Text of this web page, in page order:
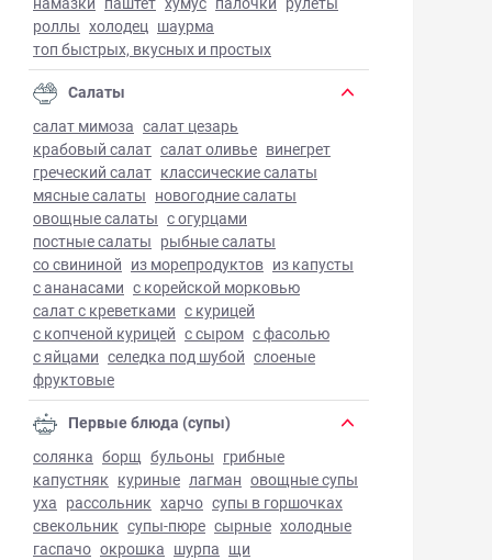
роллы холодец шаурма
топ быстрых, вкусных и простых
Салаты
салат мимоза салат цезарь
крабовый салат салат оливье винегрет
греческий салат классические салаты
мясные салаты новогодние салаты
овощные салаты с огурцами
постные салаты рыбные салаты
со свининой из морепродуктов из капусты
с ананасами с корейской морковью
салат с креветками с курицей
с копченой курицей с сыром с фасолью
с яйцами селедка под шубой слоеные
фруктовые
Первые блюда (супы)
солянка борщ бульоны грибные
капустняк куриные лагман овощные супы
уха рассольник харчо супы в горшочках
свекольник супы-пюре сырные холодные
гаспачо окрошка шурпа щи